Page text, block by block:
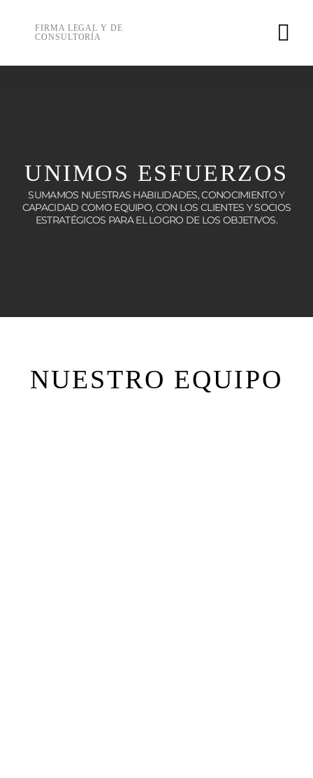
content
FIRMA LEGAL Y DE
CONSULTORÍA
UNIMOS ESFUERZOS
SUMAMOS NUESTRAS HABILIDADES, CONOCIMIENTO Y
CAPACIDAD COMO EQUIPO, CON LOS CLIENTES Y SOCIOS
ESTRATÉGICOS PARA EL LOGRO DE LOS OBJETIVOS.
NUESTRO EQUIPO